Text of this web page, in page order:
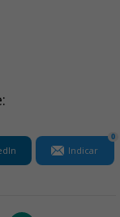
Indicar
0